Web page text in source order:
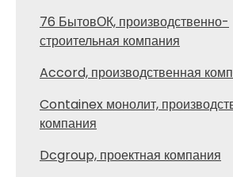
76 БытовОК, производственно-
строительная компания
Accord, производственная
Containex монолит,
компания
Dcgroup, проектная компания